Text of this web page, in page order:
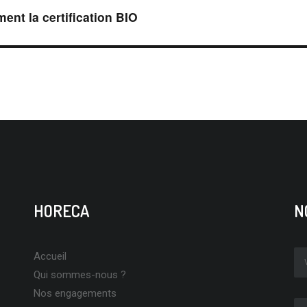
la certification BIO
HORECA
Accueil
Qui sommes-nous ?
Nos engagements